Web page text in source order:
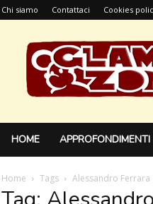
Chi siamo Contattaci Cookies
Glamazonia,
il
blog
HOME APPROFONDIMENTI
Home Tags Alessandro Ferrara